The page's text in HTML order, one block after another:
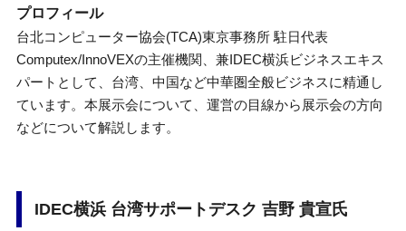
プロフィール
台北コンピューター協会(TCA)東京事務所 駐日代表
Computex/InnoVEXの主催機関、兼IDEC横浜ビジネスエキス
パートとして、台湾、中国など中華圏全般ビジネスに精通し
ています。本展示会について、運営の目線から展示会の方向
などについて解説します。
IDEC横浜 台湾サポートデスク 吉野 貴宣氏